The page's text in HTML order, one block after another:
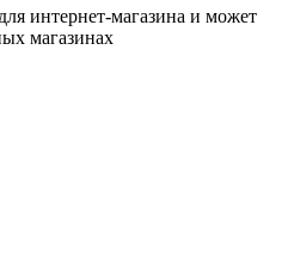
интернет-магазина и может
магазинах